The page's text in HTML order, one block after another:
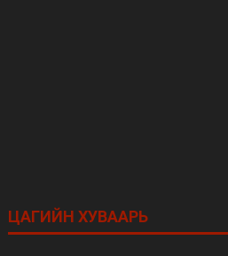
ЦАГИЙН ХУВААРЬ